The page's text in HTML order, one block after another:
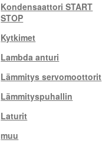
Kondensaattori START
STOP
Kytkimet
Lambda anturi
Lämmitys servomoottorit
Lämmityspuhallin
Laturit
muu